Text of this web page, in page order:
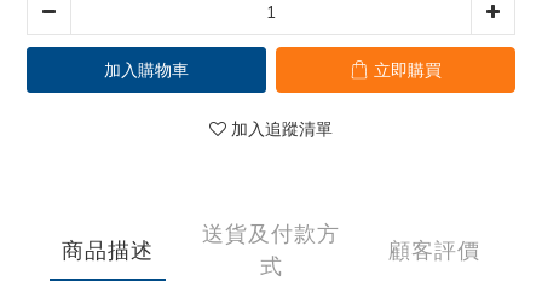
加入購物車 立即購買
加入追蹤清單
商品描述
送貨及付款方
式
顧客評價